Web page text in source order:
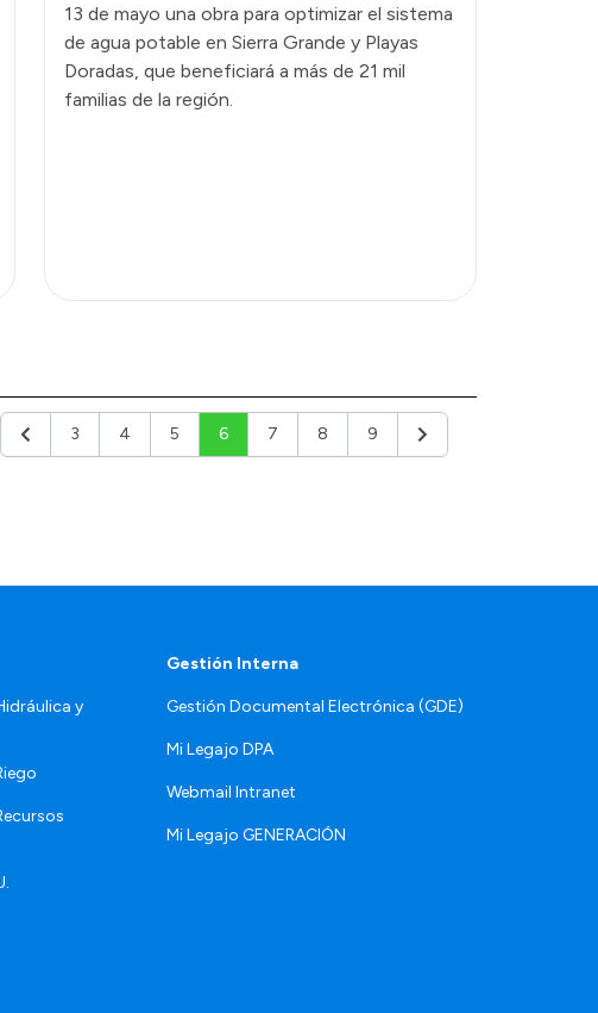
13 de mayo una obra para optimizar el sistema
de agua potable en Sierra Grande y Playas
Doradas, que beneficiará a más de 21 mil
familias de la región.
Anterior
3 4 5 6 7 8 9 Siguiente
y
Gestión Interna
Gestión Documental Electrónica (GDE)
Mi Legajo DPA
Webmail Intranet
Mi Legajo GENERACIÓN